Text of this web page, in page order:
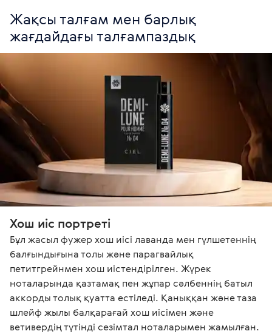
Жақсы талғам мен барлық
жағдайдағы талғампаздық
Хош иіс портреті
Бұл жасыл фужер хош иісі лаванда мен гүлшетеннің
балғындығына толы және парагвайлық
петитгрейнмен хош иістендірілген. Жүрек
ноталарында қазтамақ пен жұпар сәлбеннің батыл
аккорды толық қуатта естіледі. Қаныққан және таза
шлейф жылы балқарағай хош иісімен және
ветивердің түтінді сезімтал ноталарымен жамылған.